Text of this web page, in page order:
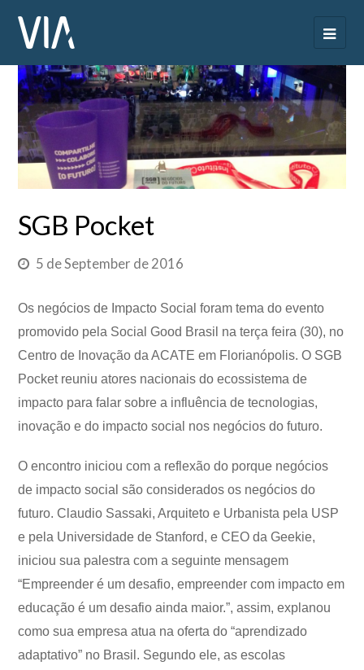
SGB Pocket
5 de September de 2016
Os negócios de Impacto Social foram tema do evento
promovido pela Social Good Brasil na terça feira (30), no
Centro de Inovação da ACATE em Florianópolis. O SGB
Pocket reuniu atores nacionais do ecossistema de
impacto para falar sobre a influência de tecnologias,
inovação e do impacto social nos negócios do futuro.
O encontro iniciou com a reflexão do porque negócios
de impacto social são considerados os negócios do
futuro. Claudio Sassaki, Arquiteto e Urbanista pela USP
e pela Universidade de Stanford, e CEO da Geekie,
iniciou sua palestra com a seguinte mensagem
“Empreender é um desafio, empreender com impacto em
educação é um desafio ainda maior.”, assim, explanou
como sua empresa atua na oferta do “aprendizado
adaptativo” no Brasil. Segundo ele, as escolas